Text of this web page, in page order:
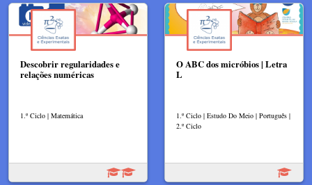
Descobrir regularidades e
relações numéricas
1.º Ciclo | Matemática
O ABC dos micróbios | Letra
L
1.º Ciclo | Estudo Do Meio | Português |
2.º Ciclo